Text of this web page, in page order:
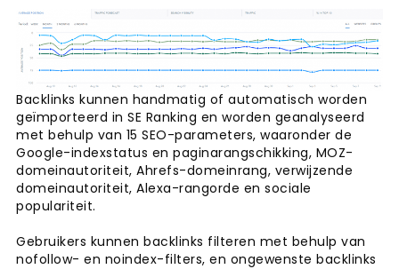
Backlinks kunnen handmatig of automatisch worden
geïmporteerd in SE Ranking en worden geanalyseerd
met behulp van 15 SEO-parameters, waaronder de
Google-indexstatus en paginarangschikking, MOZ-
domeinautoriteit, Ahrefs-domeinrang, verwijzende
domeinautoriteit, Alexa-rangorde en sociale
populariteit.
Gebruikers kunnen backlinks filteren met behulp van
nofollow- en noindex-filters, en ongewenste backlinks